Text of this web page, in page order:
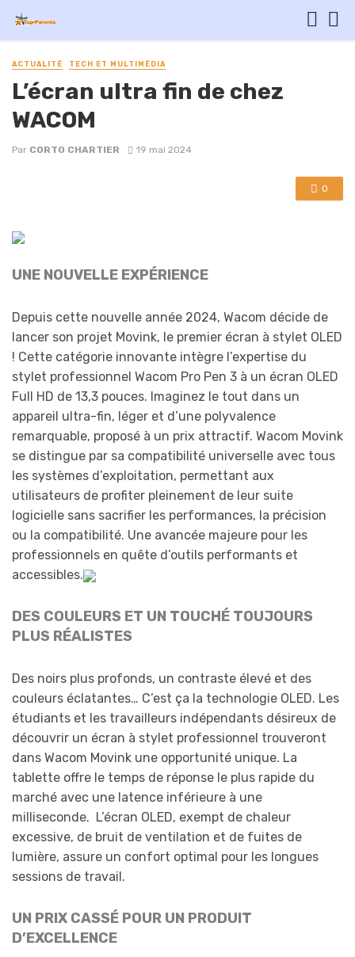
ACTUALITÉ TECH ET MULTIMÉDIA
L’écran ultra fin de chez
WACOM
Par CORTO CHARTIER 19 mai 2024
0
UNE NOUVELLE EXPÉRIENCE
Depuis cette nouvelle année 2024, Wacom décide de
lancer son projet Movink, le premier écran à stylet OLED
! Cette catégorie innovante intègre l’expertise du
stylet professionnel Wacom Pro Pen 3 à un écran OLED
Full HD de 13,3 pouces. Imaginez le tout dans un
appareil ultra-fin, léger et d’une polyvalence
remarquable, proposé à un prix attractif. Wacom Movink
se distingue par sa compatibilité universelle avec tous
les systèmes d’exploitation, permettant aux
utilisateurs de profiter pleinement de leur suite
logicielle sans sacrifier les performances, la précision
ou la compatibilité. Une avancée majeure pour les
professionnels en quête d’outils performants et
accessibles.
DES COULEURS ET UN TOUCHÉ TOUJOURS
PLUS RÉALISTES
Des noirs plus profonds, un contraste élevé et des
couleurs éclatantes… C’est ça la technologie OLED. Les
étudiants et les travailleurs indépendants désireux de
découvrir un écran à stylet professionnel trouveront
dans Wacom Movink une opportunité unique. La
tablette offre le temps de réponse le plus rapide du
marché avec une latence inférieure à une
milliseconde. L’écran OLED, exempt de chaleur
excessive, de bruit de ventilation et de fuites de
lumière, assure un confort optimal pour les longues
sessions de travail.
UN PRIX CASSÉ POUR UN PRODUIT
D’EXCELLENCE